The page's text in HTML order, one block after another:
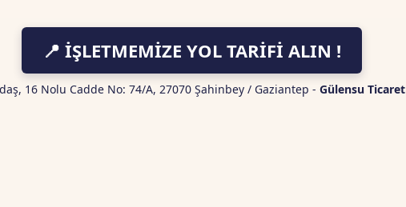
📍 İŞLETMEMİZE YOL TARİFİ ALIN !
16 Nolu Cadde No: 74/A, 27070 Şahinbey / Gaziantep - Gülensu Ticaret